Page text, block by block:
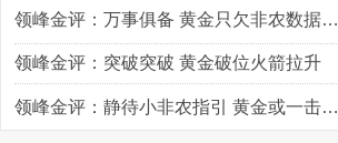
领峰金评：万事俱备 黄金只欠非农数据“东风”
领峰金评：突破突破 黄金破位火箭拉升
领峰金评：静待小非农指引 黄金或一击破局